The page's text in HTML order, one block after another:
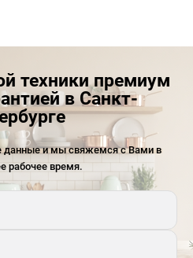
техники премиум
в Санкт-
данные и мы свяжемся с Вами в
рабочее время.